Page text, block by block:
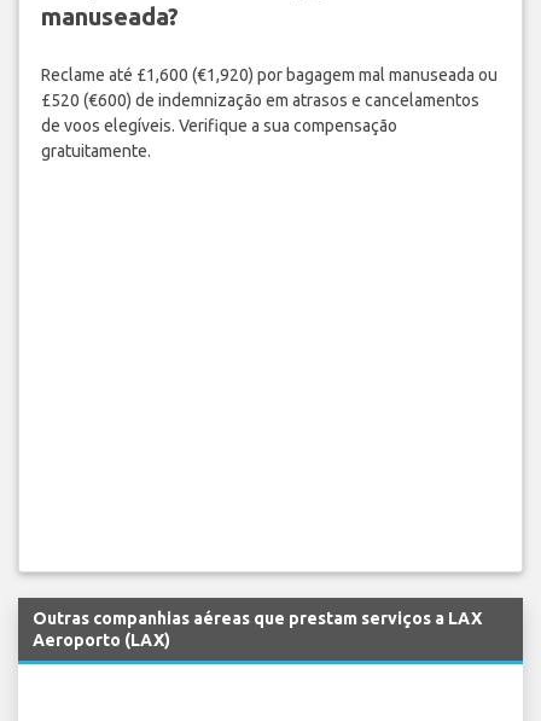
manuseada?
Reclame até £1,600 (€1,920) por bagagem mal manuseada ou
£520 (€600) de indemnização em atrasos e cancelamentos
de voos elegíveis. Verifique a sua compensação
gratuitamente.
Outras companhias aéreas que prestam serviços a LAX
Aeroporto (LAX)